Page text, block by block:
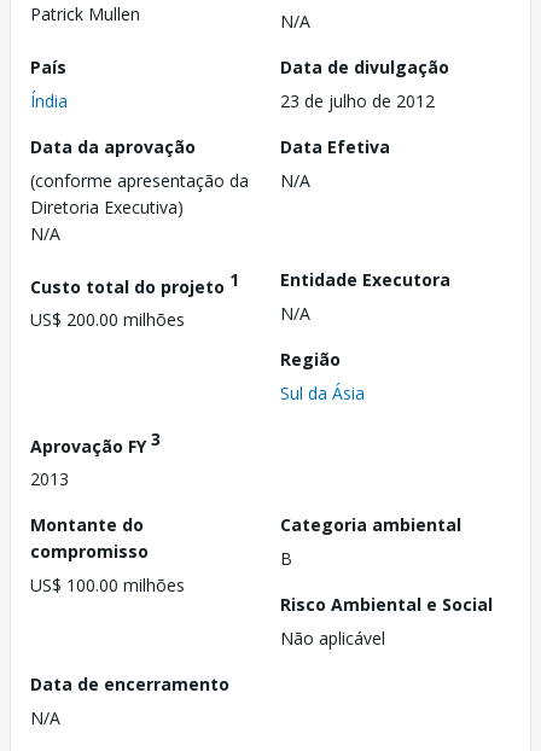
Patrick Mullen
N/A
País
Índia
Data de divulgação
23 de julho de 2012
Data da aprovação
(conforme apresentação da
Diretoria Executiva)
N/A
Data Efetiva
N/A
Custo total do projeto 1
US$ 200.00 milhões
Entidade Executora
N/A
Região
Sul da Ásia
Aprovação FY3
2013
Montante do
compromisso
US$ 100.00 milhões
Categoria ambiental
B
Risco Ambiental e Social
Não aplicável
Data de encerramento
N/A